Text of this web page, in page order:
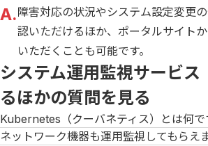
A.障害対応の状況やシステム設定変更
認いただけるほか、ポータルサイト
いただくことも可能です。
システム運用監視サービス
るほかの質問を見る
Kubernetes（クーバネティス）とは何で
ネットワーク機器も運用監視してもらえ